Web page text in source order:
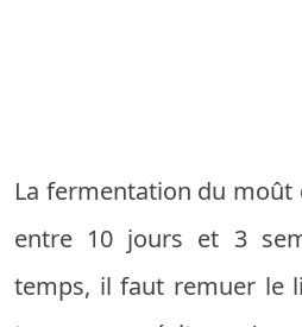
La fermentation du
entre 10 jours et 3
temps, il faut remuer le